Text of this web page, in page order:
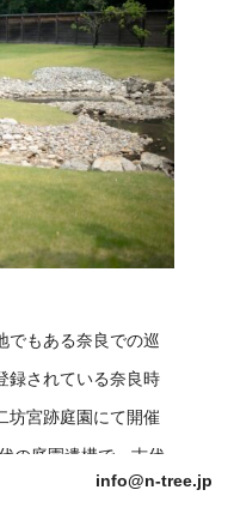
info@n-tree.jp
Exhibition
でもある奈良での巡
録されている奈良時
坊宮跡庭園にて開催
の庭園遺構で、古代
重な空間です。奈良